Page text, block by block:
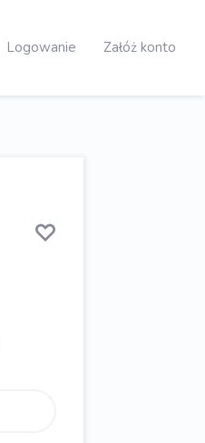
Logowanie Załóż konto